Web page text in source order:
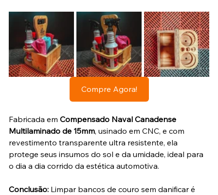
Compre Agora!
Fabricada em Compensado Naval Canadense
Multilaminado de 15mm, usinado em CNC, e com
revestimento transparente ultra resistente, ela
protege seus insumos do sol e da umidade, ideal para
o dia a dia corrido da estética automotiva.
Conclusão: Limpar bancos de couro sem danificar é